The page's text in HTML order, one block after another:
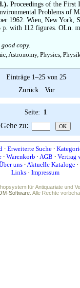
Proceedings of the First
Problems of
1962. Wien, New York,
with 112 figures. OLn.
copy.
Astronomy, Physics,
Einträge 1–25 von 25
Zurück· Vor
Seite: 1
Gehe zu:
· Erweiterte Suche·
· Warenkorb · AGB · Vertrag
uns· Aktuelle Kataloge·
Links· Impressum
für Antiquariate und
Software. Alle Rechte